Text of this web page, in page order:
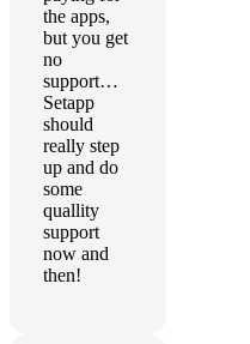
the apps,
but you get
no
support…
Setapp
should
really step
up and do
some
quallity
support
now and
then!